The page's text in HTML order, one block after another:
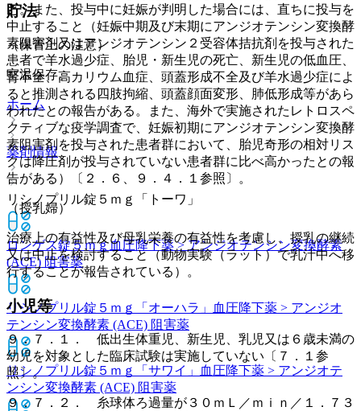
貯法
（保管上の注意）
室温保存。
ホーム
薬剤情報
リシノプリル錠５ｍｇ「トーワ」
ロンゲス錠５ｍｇ血圧降下薬 > アンジオテンシン変換酵素
(ACE) 阻害薬
リシノプリル錠５ｍｇ「オーハラ」
血圧降下薬 > アンジオ
テンシン変換酵素 (ACE) 阻害薬
リシノプリル錠５ｍｇ「サワイ」
血圧降下薬 > アンジオテ
ンシン変換酵素 (ACE) 阻害薬
と。また、投与中に妊娠が判明した場合には、直ちに投与を
中止すること（妊娠中期及び末期にアンジオテンシン変換酵
素阻害剤又はアンジオテンシン２受容体拮抗剤を投与された
患者で羊水過少症、胎児・新生児の死亡、新生児の低血圧、
腎不全、高カリウム血症、頭蓋形成不全及び羊水過少症によ
ると推測される四肢拘縮、頭蓋顔面変形、肺低形成等があら
われたとの報告がある。また、海外で実施されたレトロスペ
クティブな疫学調査で、妊娠初期にアンジオテンシン変換酵
素阻害剤を投与された患者群において、胎児奇形の相対リス
クは降圧剤が投与されていない患者群に比べ高かったとの報
告がある）〔２．６、９．４．１参照〕。
（授乳婦）
治療上の有益性及び母乳栄養の有益性を考慮し、授乳の継続
又は中止を検討すること（動物実験（ラット）で乳汁中へ移
行することが報告されている）。
小児等
９．７．１． 低出生体重児、新生児、乳児又は６歳未満の
幼児を対象とした臨床試験は実施していない〔７．１参
照〕。
９．７．２． 糸球体ろ過量が３０ｍＬ／ｍｉｎ／１．７３